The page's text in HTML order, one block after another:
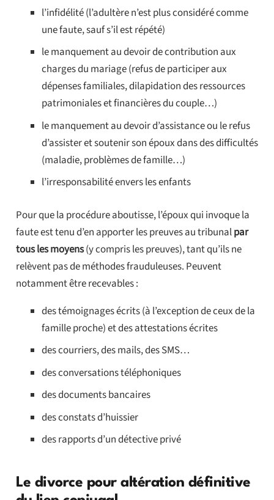
l’infidélité (l’adultère n’est plus considéré comme
une faute, sauf s’il est répété)
le manquement au devoir de contribution aux
charges du mariage (refus de participer aux
dépenses familiales, dilapidation des ressources
patrimoniales et financières du couple…)
le manquement au devoir d’assistance ou le refus
d’assister et soutenir son époux dans des difficultés
(maladie, problèmes de famille…)
l’irresponsabilité envers les enfants
Pour que la procédure aboutisse, l’époux qui invoque la
faute est tenu d’en apporter les preuves au tribunalpar
tous les moyens(y compris les preuves), tant qu’ils ne
relèvent pas de méthodes frauduleuses. Peuvent
notamment être recevables :
des témoignages écrits (à l’exception de ceux de la
famille proche) et des attestations écrites
des courriers, des mails, des SMS…
des conversations téléphoniques
des documents bancaires
des constats d’huissier
des rapports d’un détective privé
Le divorce pour altération définitive